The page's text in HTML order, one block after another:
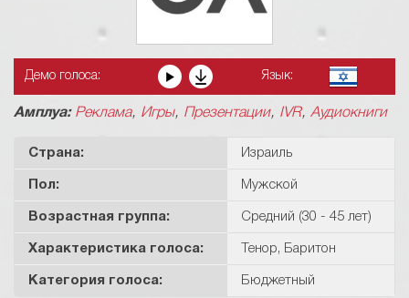
Демо голоса: Язык:
Амплуа: Реклама, Игры, Презентации, IVR, Аудиокниги
Страна: Израиль
Пол: Мужской
Возрастная группа: Средний (30 - 45 лет)
Характеристикa голоса: Тенор, Баритон
Категория голоса: Бюджетный